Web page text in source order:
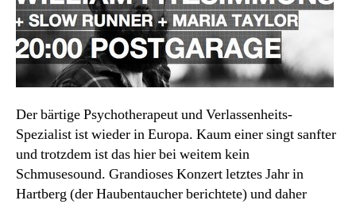
Der bärtige Psychotherapeut und Verlassenheits-
Spezialist ist wieder in Europa. Kaum einer singt sanfter
und trotzdem ist das hier bei weitem kein
Schmusesound. Grandioses Konzert letztes Jahr in
Hartberg (der Haubentaucher berichtete) und daher